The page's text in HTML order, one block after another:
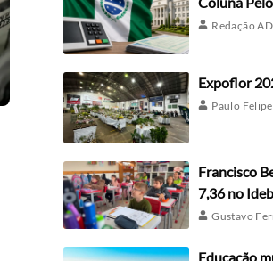
Redação
Expoflor
Paulo Felipe
Francisco
7,36 no Ideb
Gustavo
Educação